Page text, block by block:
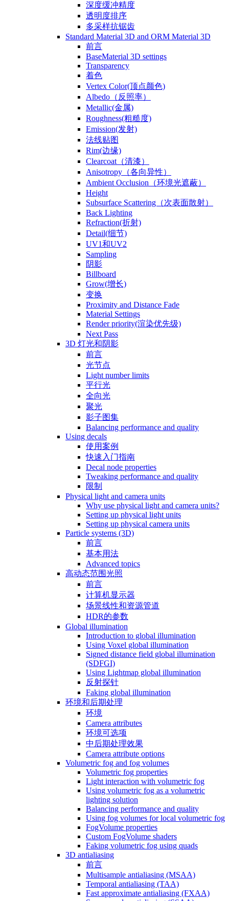
深度缓冲精度
透明度排序
多采样抗锯齿
Standard Material 3D and ORM Material 3D
前言
BaseMaterial 3D settings
Transparency
着色
Vertex Color(顶点颜色)
Albedo（反照率）
Metallic(金属)
Roughness(粗糙度)
Emission(发射)
法线贴图
Rim(边缘)
Clearcoat（清漆）
Anisotropy（各向异性）
Ambient Occlusion（环境光遮蔽）
Height
Subsurface Scattering（次表面散射）
Back Lighting
Refraction(折射)
Detail(细节)
UV1和UV2
Sampling
阴影
Billboard
Grow(增长)
变换
Proximity and Distance Fade
Material Settings
Render priority(渲染优先级)
Next Pass
3D 灯光和阴影
前言
光节点
Light number limits
平行光
全向光
聚光
影子图集
Balancing performance and quality
Using decals
使用案例
快速入门指南
Decal node properties
Tweaking performance and quality
限制
Physical light and camera units
Why use physical light and camera units?
Setting up physical light units
Setting up physical camera units
Particle systems (3D)
前言
基本用法
Advanced topics
高动态范围光照
前言
计算机显示器
场景线性和资源管道
HDR的参数
Global illumination
Introduction to global illumination
Using Voxel global illumination
Signed distance field global illumination
(SDFGI)
Using Lightmap global illumination
反射探针
Faking global illumination
环境和后期处理
环境
Camera attributes
环境可选项
中后期处理效果
Camera attribute options
Volumetric fog and fog volumes
Volumetric fog properties
Light interaction with volumetric fog
Using volumetric fog as a volumetric
lighting solution
Balancing performance and quality
Using fog volumes for local volumetric fog
FogVolume properties
Custom FogVolume shaders
Faking volumetric fog using quads
3D antialiasing
前言
Multisample antialiasing (MSAA)
Temporal antialiasing (TAA)
Fast approximate antialiasing (FXAA)